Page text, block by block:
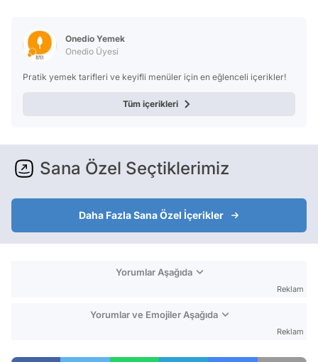
Onedio Yemek
Onedio Üyesi
Pratik yemek tarifleri ve keyifli menüler için en eğlenceli içerikler!
Tüm içerikleri
Sana Özel Seçtiklerimiz
Daha Fazla Sana Özel İçerikler
Yorumlar Aşağıda
Reklam
Yorumlar ve Emojiler Aşağıda
Reklam